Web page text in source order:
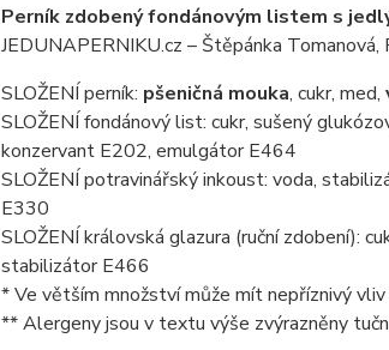
Perník zdobený fondánovým listem s
JEDUNAPERNIKU.cz – Štěpánka
SLOŽENÍ perník: pšeničná mouka, cukr, med,
SLOŽENÍ fondánový list: cukr, sušený
konzervant E202, emulgátor E464
SLOŽENÍ potravinářský inkoust: voda,
E330
SLOŽENÍ královská glazura (ruční zdobení):
stabilizátor E466
* Ve větším množství může mít nepříznivý
** Alergeny jsou v textu výše zvýrazněny